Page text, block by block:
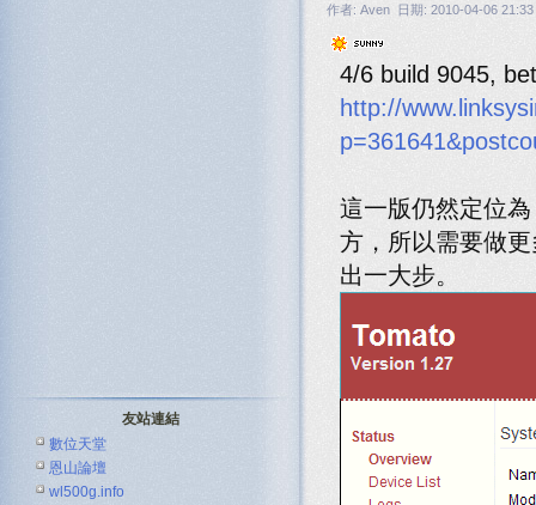
作者: Aven 日期: 2010-04-06 21:33
4/6 build 9045,
http://
這一版仍然定位
方，所以需要做
出一大步。
友站連結
數位天堂
恩山論壇
wl500g.info